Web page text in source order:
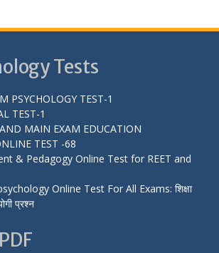
Tests
PSYCHOLOGY TEST-1
TEST-1
MAIN EXAM EDUCATION
TEST -68
& Pedagogy Online Test for REET and
Online Test For All Exams: शिक्षा
प्रश्न